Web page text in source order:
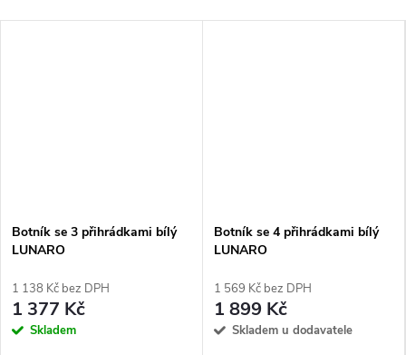
Botník se 3 přihrádkami bílý
LUNARO
1 138 Kč bez DPH
1 377 Kč
Skladem
Botník se 4 přihrádkami bílý
LUNARO
1 569 Kč bez DPH
1 899 Kč
Skladem u dodavatele